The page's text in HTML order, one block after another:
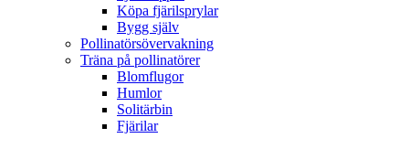
Köpa fjärilsprylar
Bygg själv
Pollinatörsövervakning
Träna på pollinatörer
Blomflugor
Humlor
Solitärbin
Fjärilar